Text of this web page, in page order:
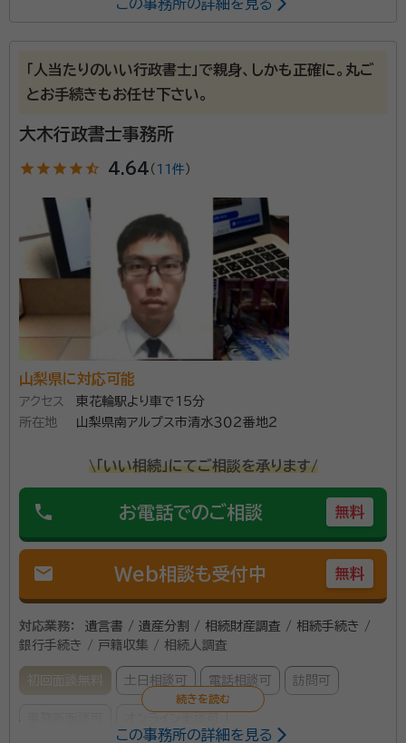
事務所口コミ（抜粋）：
面談の感想
面談をしていただいて、おおよそのどのくらいの金額になりそうかや、今
に決めました。
契約後の感想
まだ、契約後財産調査中の依頼中で大きなやり取りはまだ行なっていな
いので契約後の感想はまだ分かりません。
相続手続きは、とにかく精神力を使います。 土地建物・
預貯金・車などの手続き・・・ 忙しい日々の中、考えただ
けで憂鬱になることさえあります。 そんな時は、住吉寿
夫司法書士・行政書士事務所に依頼してください。 各種
機関へ対する手続きを相続人様に代わって、お手続きし
ます。 ご費用は、わかりやすく相続財産からの算出に
資格等： 行政書士、司法書士、宅地建物取引士
この事務所の詳細を見る
「人当たりのいい行政書士」で親身、しかも正確に。丸ご
とお手続きもお任せ下さい。
大木行政書士事務所
star star star star star_half 4.64 （ 11件 ）
山梨県に対応可能
アクセス
東花輪駅より車で15分
所在地
山梨県南アルプス市清水３０２番地２
\「いい相続」にてご相談を承ります/
phone お電話でのご相談 無料
mail Web相談も受付中 無料
対応業務：
遺言書 / 遺産分割 / 相続財産調査 / 相続手続き /
銀行手続き / 戸籍収集 / 相続人調査
初回面談無料 土日相談可 電話相談可 訪問可
この事務所の詳細を見る